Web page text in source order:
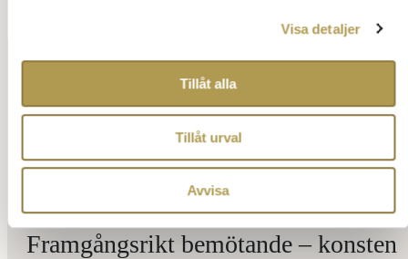
Visa detaljer
Tillåt alla
Tillåt urval
Avvisa
Framgångsrikt bemötande – konsten